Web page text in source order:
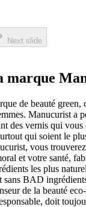
Next slide
marque
de beauté green,
Manucurist a
des vernis qui vous
qui soient le
vous
et votre santé,
les plus
sans BAD
de la beauté
doit